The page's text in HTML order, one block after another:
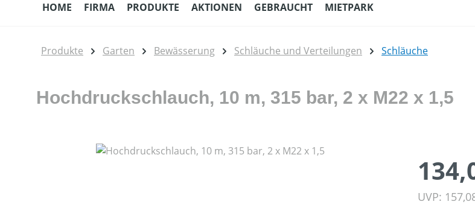
HOME FIRMA PRODUKTE AKTIONEN GEBRAUCHT MIETPARK
Produkte Garten Bewässerung Schläuche und Verteilungen Schläuche
Hochdruckschlauch, 10 m, 315 bar, 2 x M22 x 1,5
Bildergalerie überspringen
UVP: